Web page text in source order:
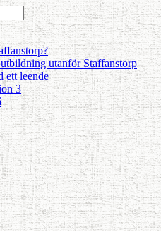
utanför Staffanstorp
ett leende
3